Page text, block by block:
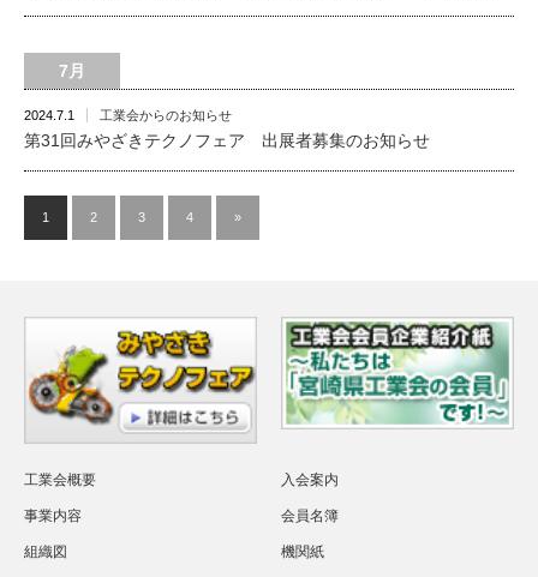
7月
2024.7.1 工業会からのお知らせ
第31回みやざきテクノフェア 出展者募集のお知らせ
1 2 3 4 »
工業会概要
事業内容
組織図
入会案内
会員名簿
機関紙